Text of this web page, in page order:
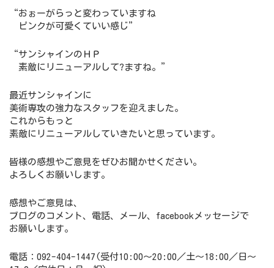
“おぉーがらっと変わっていますね
ピンクが可愛くていい感じ”
“サンシャインのＨＰ
素敵にリニューアルして?ますね。”
最近サンシャインに
美術専攻の強力なスタッフを迎えました。
これからもっと
素敵にリニューアルしていきたいと思っています。
皆様の感想やご意見をぜひお聞かせください。
よろしくお願いします。
感想やご意見は、
ブログのコメント、電話、メール、facebookメッセージで
お願いします。
電話：092-404-1447(受付10:00～20:00／土～18:00／日～